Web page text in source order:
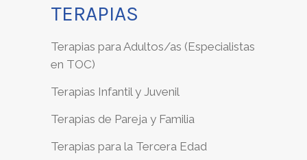
TERAPIAS
Terapias para Adultos/as (Especialistas
en TOC)
Terapias Infantil y Juvenil
Terapias de Pareja y Familia
Terapias para la Tercera Edad